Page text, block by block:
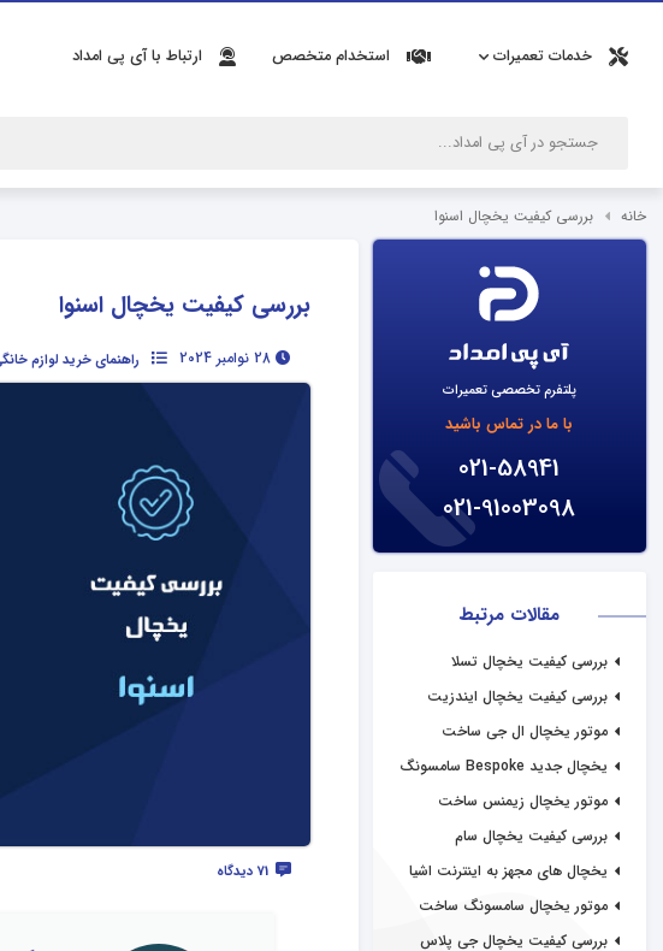
خدمات تعمیرات استخدام متخصص ارتباط با آی پی امداد
خانه بررسی کیفیت یخچال اسنوا
پلتفرم تخصصی تعمیرات
با ما در تماس باشید
021-58941
021-91003098
مقالات مرتبط
بررسی کیفیت یخچال تسلا
بررسی کیفیت یخچال ایندزیت
موتور یخچال ال جی ساخت
یخچال جدید Bespoke سامسونگ
موتور یخچال زیمنس ساخت
بررسی کیفیت یخچال سام
یخچال های مجهز به اینترنت اشیا
موتور یخچال سامسونگ ساخت
بررسی کیفیت یخچال جی پلاس
بررسی کیفیت یخچال اسنوا
28 نوامبر 2024 راهنمای خرید لوازم
71 دیدگاه